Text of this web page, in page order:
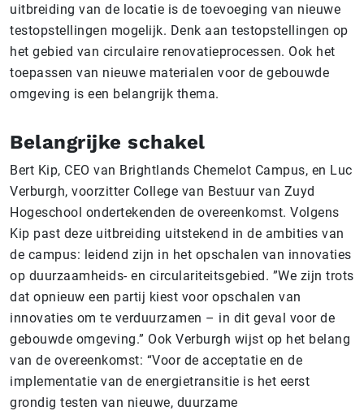
uitbreiding van de locatie is de toevoeging van nieuwe
testopstellingen mogelijk. Denk aan testopstellingen op
het gebied van circulaire renovatieprocessen. Ook het
toepassen van nieuwe materialen voor de gebouwde
omgeving is een belangrijk thema.
Belangrijke schakel
Bert Kip, CEO van Brightlands Chemelot Campus, en Luc
Verburgh, voorzitter College van Bestuur van Zuyd
Hogeschool ondertekenden de overeenkomst. Volgens
Kip past deze uitbreiding uitstekend in de ambities van
de campus: leidend zijn in het opschalen van innovaties
op duurzaamheids- en circulariteitsgebied. ”We zijn trots
dat opnieuw een partij kiest voor opschalen van
innovaties om te verduurzamen – in dit geval voor de
gebouwde omgeving.” Ook Verburgh wijst op het belang
van de overeenkomst: “Voor de acceptatie en de
implementatie van de energietransitie is het eerst
grondig testen van nieuwe, duurzame